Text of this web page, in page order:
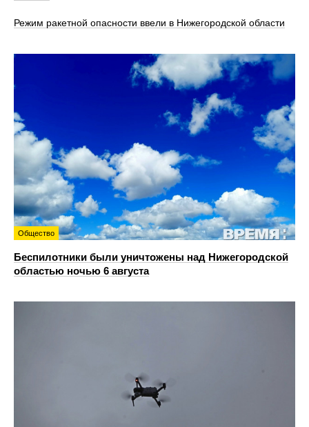
Режим ракетной опасности ввели в Нижегородской области
Общество
Беспилотники были уничтожены над Нижегородской
областью ночью 6 августа